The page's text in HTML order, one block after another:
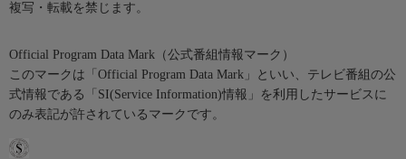
複写・転載を禁じます。
Official Program Data Mark（公式番組情報マーク）
このマークは「Official Program Data Mark」といい、テレビ番組の公
式情報である「SI(Service Information)情報」を利用したサービスに
のみ表記が許されているマークです。